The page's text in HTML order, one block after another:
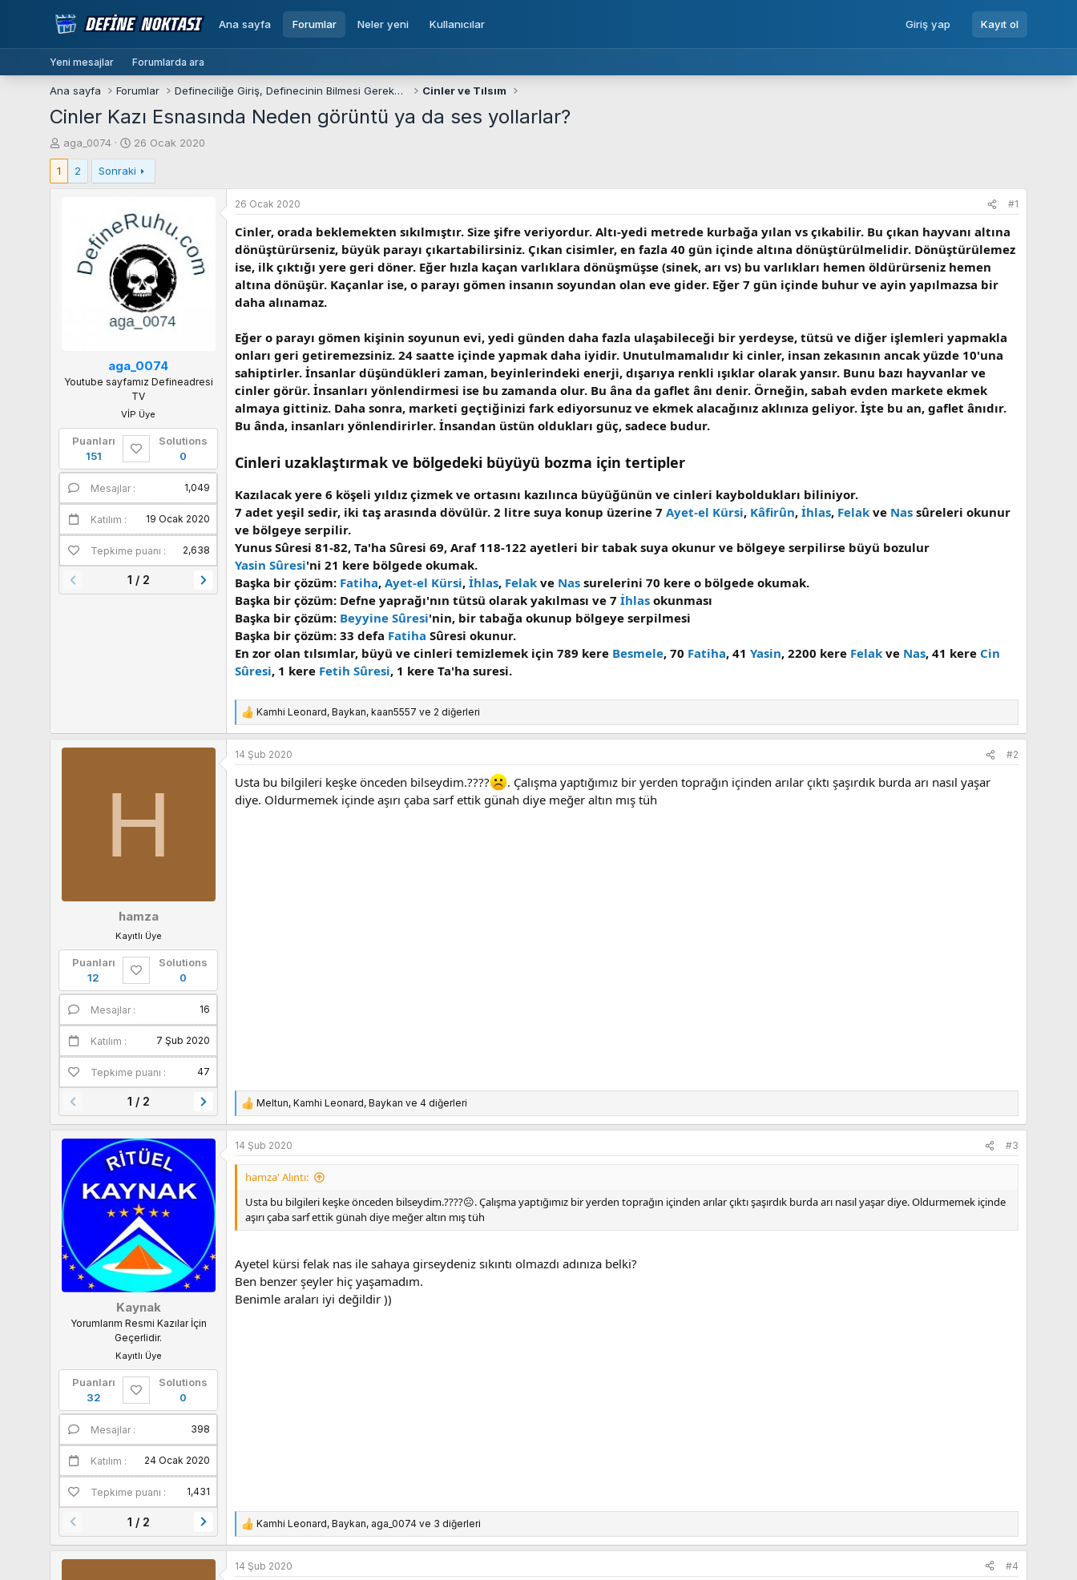
Ana sayfa Forumlar Neler yeni Kullanıcılar Giriş yap Kayıt ol
Yeni mesajlar Forumlarda ara
Ana sayfa Forumlar Defineciliğe Giriş, Definecinin Bilmesi Gerekenler Cinler ve Tılsım
Cinler Kazı Esnasında Neden görüntü ya da ses yollarlar?
K
o
b
aga_0074
B
a
ş
l
n
ı
ç
t
a
r
i
26 Ocak 2020
1 2 Sonraki
aga_0074
Youtube sayfamız Defineadresi
TV
VİP Üye
Puanları
151
Solutions
0
Mesajlar 1,049
Katılım 19 Ocak 2020
Tepkime puanı 2,638
Puanları
1 / 2
26 Ocak 2020 #1
Cinler, orada beklemekten sıkılmıştır. Size şifre veriyordur. Altı-yedi metrede kurbağa yılan vs çıkabilir. Bu çıkan hayvanı altına
dönüştürürseniz, büyük parayı çıkartabilirsiniz. Çıkan cisimler, en fazla 40 gün içinde altına dönüştürülmelidir. Dönüştürülemez
ise, ilk çıktığı yere geri döner. Eğer hızla kaçan varlıklara dönüşmüşse (sinek, arı vs) bu varlıkları hemen öldürürseniz hemen
altına dönüşür. Kaçanlar ise, o parayı gömen insanın soyundan olan eve gider. Eğer 7 gün içinde buhur ve ayin yapılmazsa bir
daha alınamaz.
Eğer o parayı gömen kişinin soyunun evi, yedi günden daha fazla ulaşabileceği bir yerdeyse, tütsü ve diğer işlemleri yapmakla
onları geri getiremezsiniz. 24 saatte içinde yapmak daha iyidir. Unutulmamalıdır ki cinler, insan zekasının ancak yüzde 10'una
sahiptirler. İnsanlar düşündükleri zaman, beyinlerindeki enerji, dışarıya renkli ışıklar olarak yansır. Bunu bazı hayvanlar ve
cinler görür. İnsanları yönlendirmesi ise bu zamanda olur. Bu âna da gaflet ânı denir. Örneğin, sabah evden markete ekmek
almaya gittiniz. Daha sonra, marketi geçtiğinizi fark ediyorsunuz ve ekmek alacağınız aklınıza geliyor. İşte bu an, gaflet ânıdır.
Bu ânda, insanları yönlendirirler. İnsandan üstün oldukları güç, sadece budur.
Cinleri uzaklaştırmak ve bölgedeki büyüyü bozma için tertipler
Kazılacak yere 6 köşeli yıldız çizmek ve ortasını kazılınca büyüğünün ve cinleri kayboldukları biliniyor.
7 adet yeşil sedir, iki taş arasında dövülür. 2 litre suya konup üzerine 7 Ayet-el Kürsi, Kâfirûn, İhlas, Felak ve Nas sûreleri okunur
ve bölgeye serpilir.
Yunus Sûresi 81-82, Ta'ha Sûresi 69, Araf 118-122 ayetleri bir tabak suya okunur ve bölgeye serpilirse büyü bozulur
Yasin Sûresi'ni 21 kere bölgede okumak.
Başka bir çözüm: Fatiha, Ayet-el Kürsi, İhlas, Felak ve Nas surelerini 70 kere o bölgede okumak.
Başka bir çözüm: Defne yaprağı'nın tütsü olarak yakılması ve 7 İhlas okunması
Başka bir çözüm: Beyyine Sûresi'nin, bir tabağa okunup bölgeye serpilmesi
Başka bir çözüm: 33 defa Fatiha Sûresi okunur.
En zor olan tılsımlar, büyü ve cinleri temizlemek için 789 kere Besmele, 70 Fatiha, 41 Yasin, 2200 kere Felak ve Nas, 41 kere Cin
Sûresi, 1 kere Fetih Sûresi, 1 kere Ta'ha suresi.
T
e
k
l
e
Kamhi Leonard, Baykan, kaan5557 ve 2 diğerleri
H
hamza
Kayıtlı Üye
Puanları
12
Solutions
0
Mesajlar 16
Katılım 7 Şub 2020
Tepkime puanı 47
1 / 2
14 Şub 2020 #2
Usta bu bilgileri keşke önceden bilseydim.????
. Çalışma yaptığımız bir yerden toprağın içinden arılar çıktı şaşırdık burda arı nasıl yaşar
diye. Oldurmemek içinde aşırı çaba sarf ettik günah diye meğer altın mış tüh
T
e
k
i
Meltun, Kamhi Leonard, Baykan ve 4 diğerleri
Kaynak
Yorumlarım Resmi Kazılar İçin
Geçerlidir.
Kayıtlı Üye
Puanları
32
Solutions
0
Mesajlar 398
Katılım 24 Ocak 2020
Tepkime puanı 1,431
1 / 2
14 Şub 2020 #3
hamza' Alıntı:
Usta bu bilgileri keşke önceden bilseydim.????☹. Çalışma yaptığımız bir yerden toprağın içinden arılar çıktı şaşırdık burda arı nasıl yaşar diye. Oldurmemek içinde
aşırı çaba sarf ettik günah diye meğer altın mış tüh
Ayetel kürsi felak nas ile sahaya girseydeniz sıkıntı olmazdı adınıza belki?
Ben benzer şeyler hiç yaşamadım.
Benimle araları iyi değildir ))
T
e
k
Kamhi Leonard, Baykan, aga_0074 ve 3 diğerleri
14 Şub 2020 #4